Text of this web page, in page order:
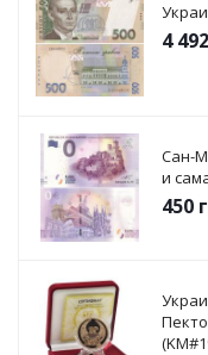
4 492
Сан-
и
450